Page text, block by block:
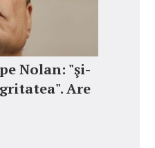
Nolan: "şi-
Are